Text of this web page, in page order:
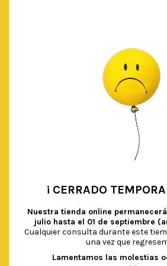
¡ CERRADO
Nuestra tienda online
julio hasta el 01 de septiembre
Cualquier consulta durante este
una vez que
Lamentamos las molestias